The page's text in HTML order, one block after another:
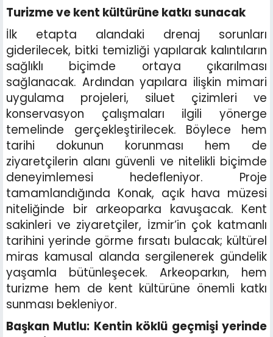
Turizme ve kent kültürüne katkı sunacak
İlk etapta alandaki drenaj sorunları
giderilecek, bitki temizliği yapılarak kalıntıların
sağlıklı biçimde ortaya çıkarılması
sağlanacak. Ardından yapılara ilişkin mimari
uygulama projeleri, siluet çizimleri ve
konservasyon çalışmaları ilgili yönerge
temelinde gerçekleştirilecek. Böylece hem
tarihi dokunun korunması hem de
ziyaretçilerin alanı güvenli ve nitelikli biçimde
deneyimlemesi hedefleniyor. Proje
tamamlandığında Konak, açık hava müzesi
niteliğinde bir arkeoparka kavuşacak. Kent
sakinleri ve ziyaretçiler, İzmir’in çok katmanlı
tarihini yerinde görme fırsatı bulacak; kültürel
miras kamusal alanda sergilenerek gündelik
yaşamla bütünleşecek. Arkeoparkın, hem
turizme hem de kent kültürüne önemli katkı
sunması bekleniyor.
Başkan Mutlu: Kentin köklü geçmişi yerinde